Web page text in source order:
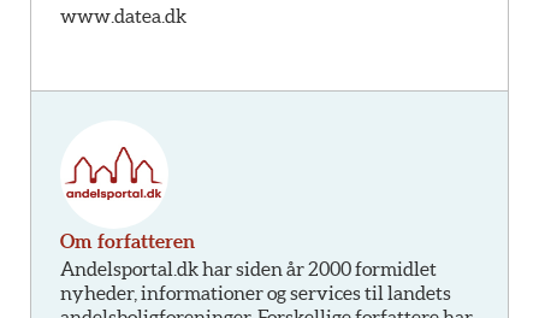
www.datea.dk
Om forfatteren
Andelsportal.dk har siden år 2000 formidlet
nyheder, informationer og services til landets